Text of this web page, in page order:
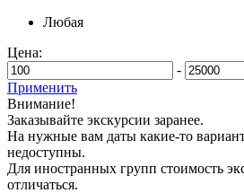
Любая
Цена:
-
Применить
Внимание!
Заказывайте экскурсии заранее.
На нужные вам даты какие-то
недоступны.
Для иностранных групп стоимость
отличаться.